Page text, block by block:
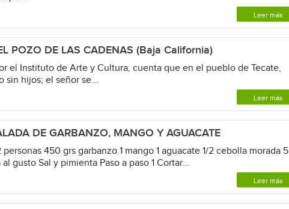
Leer más
POZO DE LAS CADENAS (Baja California)
el Instituto de Arte y Cultura, cuenta que en el pueblo de Tecate,
sin hijos; el señor se...
Leer más
DE GARBANZO, MANGO Y AGUACATE
personas 450 grs garbanzo 1 mango 1 aguacate 1/2 cebolla morada 5
gusto Sal y pimienta Paso a paso 1 Cortar...
Leer más